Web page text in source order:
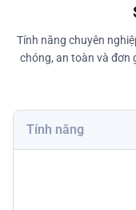
Tính năng chuyên
chóng, an toàn và đơn
Tính năng